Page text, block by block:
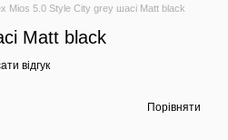
Mios 5.0 Style City grey шасі Matt black
Matt black
відгук
Порівняти